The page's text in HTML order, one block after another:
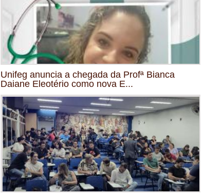
Unifeg anuncia a chegada da Profª Bianca
Daiane Eleotério como nova E...